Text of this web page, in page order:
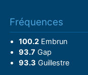
Fréquences
100.2Embrun
93.7 Gap
93.3 Guillestre